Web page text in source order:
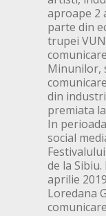
aproape 2
parte din
trupei
Minunilor,
din
premiata la
In
social
de la
aprilie
Loredana